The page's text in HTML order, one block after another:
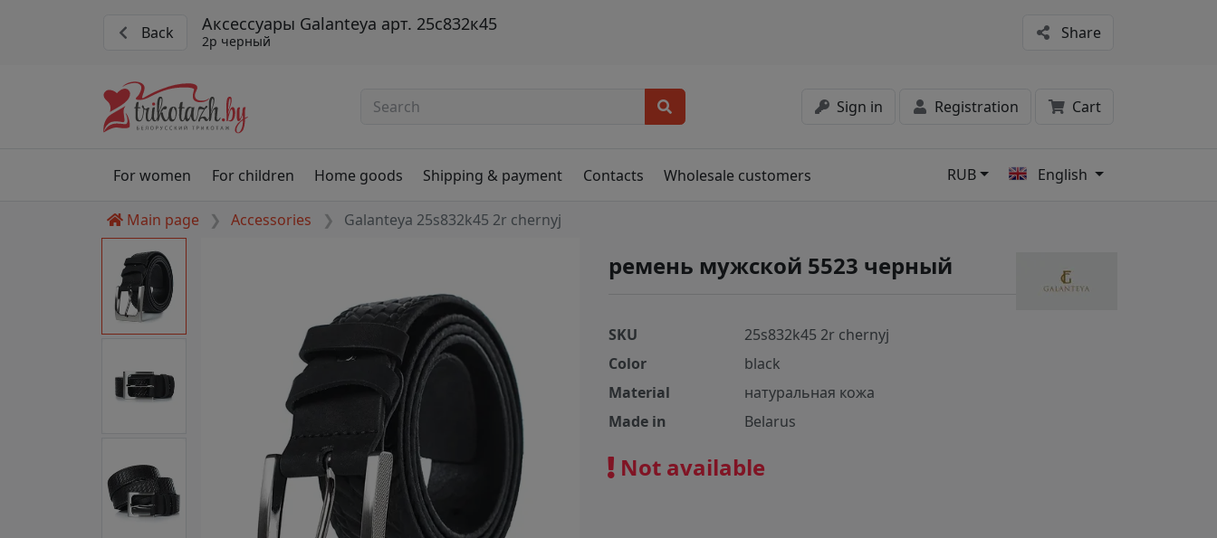
Back Аксессуары Galanteya арт. 25с832к45
2р черный Share
Sign in Registration Cart
For women For children Home goods Shipping & payment Contacts Wholesale customers RUB English
Main page Accessories Galanteya 25s832k45 2r chernyj
ремень мужской 5523 черный
SKU
25s832k45 2r chernyj
Color
black
Material
натуральная кожа
Made in
Belarus
Not available